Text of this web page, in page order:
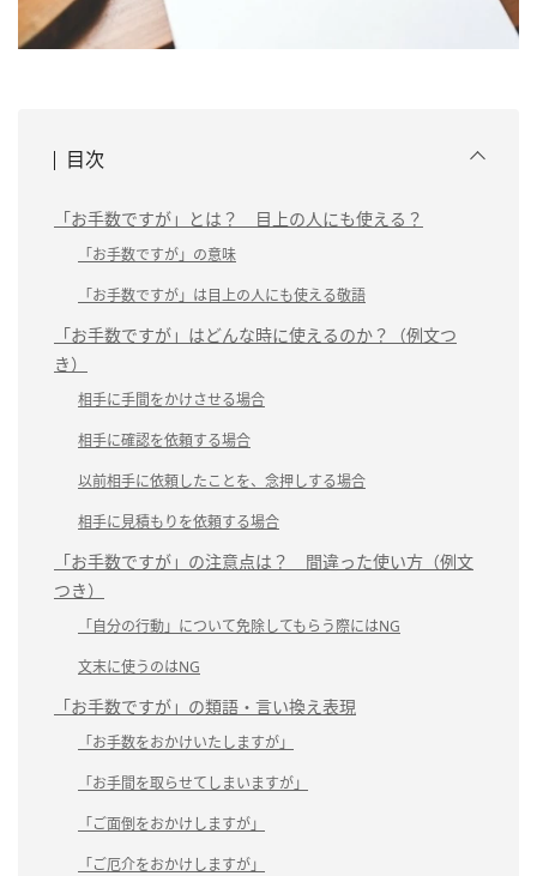
目次
「お手数ですが」とは？ 目上の人にも使える？
「お手数ですが」の意味
「お手数ですが」は目上の人にも使える敬語
「お手数ですが」はどんな時に使えるのか？（例文つ
き）
相手に手間をかけさせる場合
相手に確認を依頼する場合
以前相手に依頼したことを、念押しする場合
相手に見積もりを依頼する場合
「お手数ですが」の注意点は？ 間違った使い方（例文
つき）
「自分の行動」について免除してもらう際にはNG
文末に使うのはNG
「お手数ですが」の類語・言い換え表現
「お手数をおかけいたしますが」
「お手間を取らせてしまいますが」
「ご面倒をおかけしますが」
「ご厄介をおかけしますが」